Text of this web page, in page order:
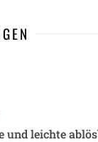
und leichte